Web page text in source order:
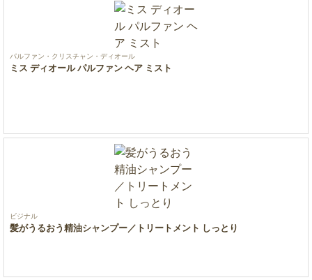
パルファン・クリスチャン・ディオール
ミス ディオール パルファン ヘア ミスト
ビジナル
髪がうるおう精油シャンプー／トリートメント しっとり